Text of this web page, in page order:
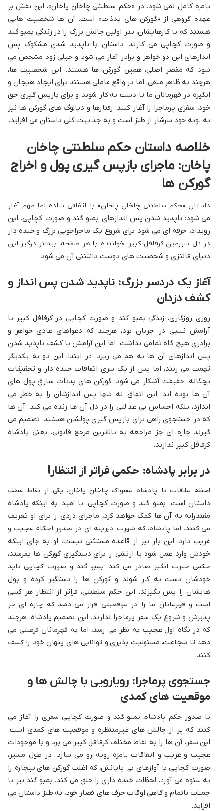
بامزه کامل نمی شود. در «حکم سلطنتی چاخان پاخان»، این نقش بر
عهده گروهی از «گورکن های بدذات» است. آن ها شخصیت هایی
هستند که با کارهایشان، بذر اولین چالش بزرگ را در زندگی بمبو گند
و صورت کچاپی می کارند. داستان با ناپدید شدن مشکوک پس
اندازهای این دو خواهر و برادر آغاز می شود و خیلی زود مشخص می
شود که مقصر اصلی، همین گورکن ها هستند. این شخصیت ها،
هرچند به ظاهر منفی، اما در واقع عاملی هستند برای ایجاد هیجان و
انگیزه در قهرمانان ما تا دست به کار شوند و برای بازپس گیری حق
خود، سفری پرماجرا را آغاز کنند. رفتارها و دیالوگ های گورکن ها نیز
به نوبه خود سرشار از طنز است و به جذابیت کلی داستان می افزاید.
خلاصه داستان حکم سلطنتی چاخان
پاخان: ماجرای بازپس گیری پول و اخراج
گورکن ها
داستان «حکم سلطنتی چاخان پاخان» با اتفاقی ساده اما مهم آغاز
می شود: ناپدید شدن پس اندازهای بمبو گند و صورت کچاپی. این
رویداد، جرقه ای می شود برای شروع یک ماجراجویی بزرگ و خنده دار
در دل سرزمین کرفافل کبیر. خواننده با هر صفحه، بیشتر درگیر این
دنیای فانتزی و شخصیت های دوست داشتنی آن می شود.
آغاز یک دردسر بزرگ: ناپدید شدن پس انداز و
کشف دزدان
روزی روزگاری، زندگی بمبو گند و صورت کچاپی در کرفافل کبیر با
آرامش نسبی در جریان بود، هرچند که دعواهای عادی خواهر و
برادری هیچ گاه تمامی نداشت. اما این آرامش با کشف ناپدید شدن
پس اندازهای آن ها به هم می ریزد. در ابتدا، این دو به یکدیگر
تهمت می زنند، اما پس از یک سری اتفاقات خنده دار و تحقیقات
بچگانه، حقیقت آشکار می شود: گورکن های بدذات سارق پول های
آن ها بوده اند. این اتفاق، نه تنها پس اندازشان را به خطر می
اندازد، بلکه احساس بی عدالتی را در دل آن ها زنده می کند. آن ها
که در جستجوی راهی برای بازپس گیری پولشان هستند، تصمیم می
گیرند چاره ای جز مراجعه به بالاترین مرجع قانونی، یعنی پادشاه
کرفافل کبیر ندارند.
در برابر پادشاه: حکمی فراتر از انتظار!
لحظه ملاقات با پادشاه مسواک چاخان پاخان، یکی از نقاط عطف
داستان است. بمبو گند و صورت کچاپی، با امید به اینکه پادشاه
مقتدرانه به آن ها کمک خواهد کرد، ماجرای دزدی را برای او تعریف
می کنند. اما پادشاه، که شهرت دیرینه ای در صدور احکام عجیب و
غریب دارد، این بار نیز از قاعده مستثنی نیست. او به جای اینکه
خودش وارد عمل شود یا ارتشی را برای دستگیری گورکن ها بفرستد،
حکمی حیرت انگیز صادر می کند: بمبو گند و صورت کچاپی باید
خودشان دست به کار شوند و گورکن ها را دستگیر کرده و پول
هایشان را پس بگیرند. این حکم سلطنتی، فراتر از انتظار هر کسی
است و قهرمانان ما را در موقعیتی قرار می دهد که چاره ای جز
پذیرش و شروع یک سفر پرماجرا ندارند. این تصمیم پادشاه، هرچند
که در نگاه اول عجیب به نظر می رسد، اما به قهرمانان فرصتی می
دهد تا شجاعت، مسئولیت پذیری و توانایی های پنهان خود را کشف
کنند.
جستجوی پرماجرا: رویارویی با چالش ها و
موقعیت های کمدی
با صدور حکم پادشاه، بمبو گند و صورت کچاپی سفری را آغاز می
کنند که پر از چالش های غیرمنتظره و موقعیت های کمدی است.
این سفر، آن ها را به نقاط مختلف کرفافل کبیر می برد و با موجودات
عجیب و غریب و اتفاقات بامزه روبه رو می سازد. در طول مسیر،
صورت کچاپی با آوازهای بی پایانش، که اغلب گورکن های بیچاره را
به ستوه می آورد، لحظات خنده داری را خلق می کند. بمبو گند نیز با
جملات ناتمام و گاهی اوقات حرف های قصار خود، به طنز داستان می
افزاید.